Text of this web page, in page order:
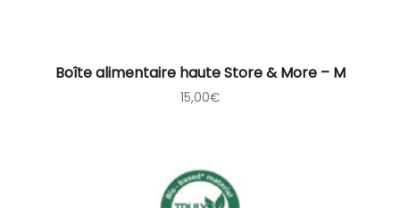
Boîte alimentaire haute Store & More – M
15,00€